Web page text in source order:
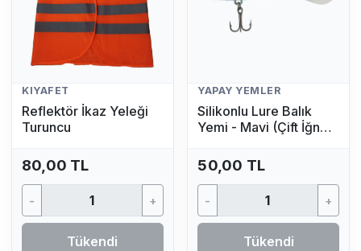
KIYAFET
Reflektör İkaz Yeleği
Turuncu
80,00 TL
- +
Tükendi
YAPAY YEMLER
Silikonlu Lure Balık
Yemi - Mavi (Çift İğneli,
50,00 TL
- +
Tükendi